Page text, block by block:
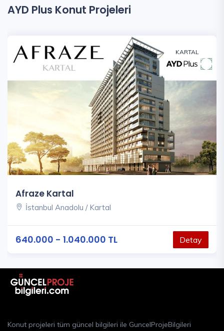
AYD Plus Konut Projeleri
KARTAL
Afraze Kartal
İstanbul Anadolu / Kartal
640.000 - 1.040.000 TL Detay
Konut projeleri tüm güncel bilgileri ile GuncelProjeBilgileri